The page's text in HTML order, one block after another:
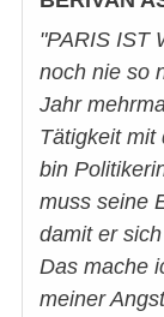
"PARIS IST
noch nie so
Jahr
Tätigkeit mit
bin
muss seine
damit er
Das mache
meiner